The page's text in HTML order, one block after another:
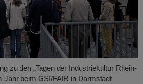
zu den „Tagen der Industriekultur Rhein-
Jahr beim GSI/FAIR in Darmstadt